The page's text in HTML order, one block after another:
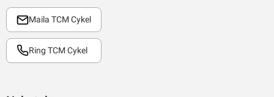
Maila TCM Cykel
Ring TCM Cykel